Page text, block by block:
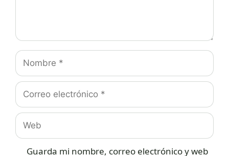
Nombre
Correo
electrónico
Web
Guarda mi nombre, correo electrónico y web